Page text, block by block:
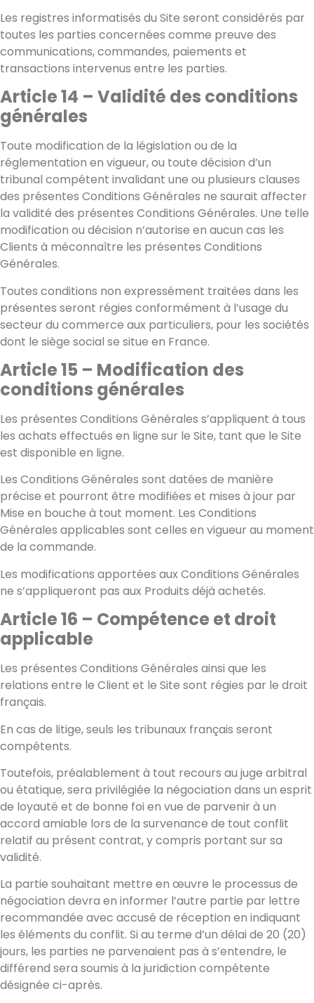
Les registres informatisés du Site seront considérés par
toutes les parties concernées comme preuve des
communications, commandes, paiements et
transactions intervenus entre les parties.
Article 14 – Validité des conditions
générales
Toute modification de la législation ou de la
réglementation en vigueur, ou toute décision d’un
tribunal compétent invalidant une ou plusieurs clauses
des présentes Conditions Générales ne saurait affecter
la validité des présentes Conditions Générales. Une telle
modification ou décision n’autorise en aucun cas les
Clients à méconnaître les présentes Conditions
Générales.
Toutes conditions non expressément traitées dans les
présentes seront régies conformément à l’usage du
secteur du commerce aux particuliers, pour les sociétés
dont le siège social se situe en France.
Article 15 – Modification des
conditions générales
Les présentes Conditions Générales s’appliquent à tous
les achats effectués en ligne sur le Site, tant que le Site
est disponible en ligne.
Les Conditions Générales sont datées de manière
précise et pourront être modifiées et mises à jour par
Mise en bouche à tout moment. Les Conditions
Générales applicables sont celles en vigueur au moment
de la commande.
Les modifications apportées aux Conditions Générales
ne s’appliqueront pas aux Produits déjà achetés.
Article 16 – Compétence et droit
applicable
Les présentes Conditions Générales ainsi que les
relations entre le Client et le Site sont régies par le droit
français.
En cas de litige, seuls les tribunaux français seront
compétents.
Toutefois, préalablement à tout recours au juge arbitral
ou étatique, sera privilégiée la négociation dans un esprit
de loyauté et de bonne foi en vue de parvenir à un
accord amiable lors de la survenance de tout conflit
relatif au présent contrat, y compris portant sur sa
validité.
La partie souhaitant mettre en œuvre le processus de
négociation devra en informer l’autre partie par lettre
recommandée avec accusé de réception en indiquant
les éléments du conflit. Si au terme d’un délai de 20 (20)
jours, les parties ne parvenaient pas à s’entendre, le
différend sera soumis à la juridiction compétente
désignée ci-après.